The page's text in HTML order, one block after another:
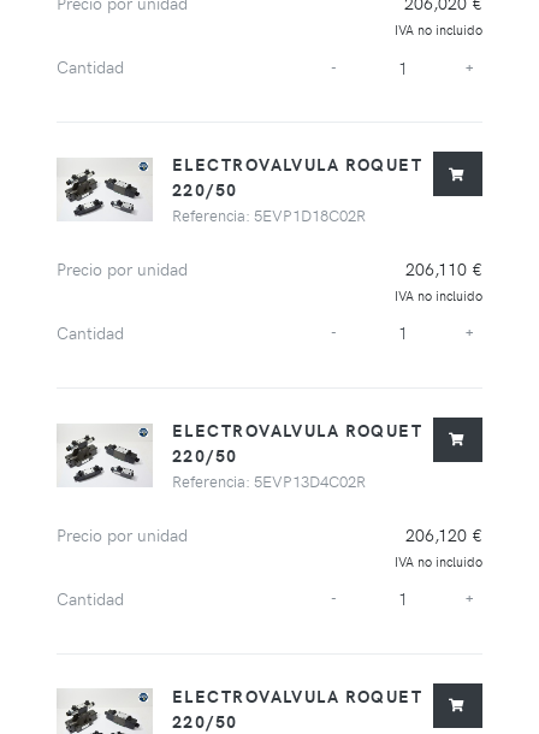
IVA no incluido
Cantidad - +
ELECTROVALVULA ROQUET
220/50
Referencia: 5EVP1D18C02R
Precio por unidad 206,110 €
IVA no incluido
Cantidad - +
ELECTROVALVULA ROQUET
220/50
Referencia: 5EVP13D4C02R
Precio por unidad 206,120 €
IVA no incluido
Cantidad - +
ELECTROVALVULA ROQUET
220/50